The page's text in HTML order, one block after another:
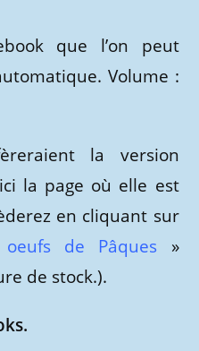
que l’on peut
Volume :
la version
la page où elle est
en cliquant sur
de Pâques »
de stock.).